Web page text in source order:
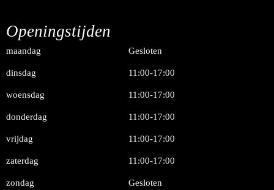
Openingstijden
maandag Gesloten
dinsdag 11:00-17:00
woensdag 11:00-17:00
donderdag 11:00-17:00
vrijdag 11:00-17:00
zaterdag 11:00-17:00
zondag Gesloten